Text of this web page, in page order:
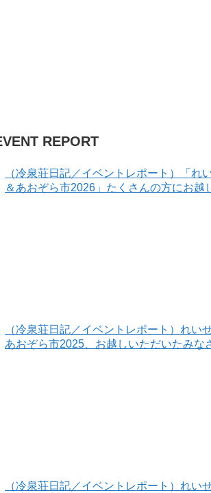
REPORT
（冷泉荘日記／イベントレポート）「れ
＆あおぞら市2026」たくさんの方にお越
（冷泉荘日記／イベントレポート）れい
あおぞら市2025、お越しいただいたみな
（冷泉荘日記／イベントレポート）れい